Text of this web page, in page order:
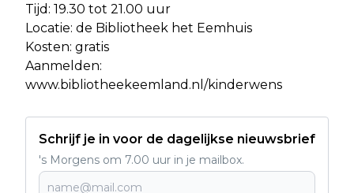
Tijd: 19.30 tot 21.00 uur
Locatie: de Bibliotheek het Eemhuis
Kosten: gratis
Aanmelden:
www.bibliotheekeemland.nl/kinderwens
Schrijf je in voor de dagelijkse nieuwsbrief
's Morgens om 7.00 uur in je mailbox.